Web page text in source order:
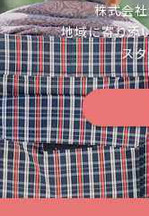
株式会
地域に寄り添
ス